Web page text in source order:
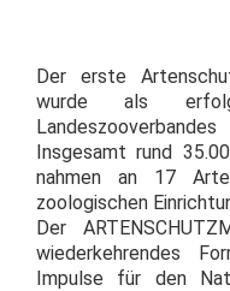
Der erste
wurde als
Insgesamt rund
nahmen an 17
zoologischen
Der
wiederkehrendes
Impulse für den